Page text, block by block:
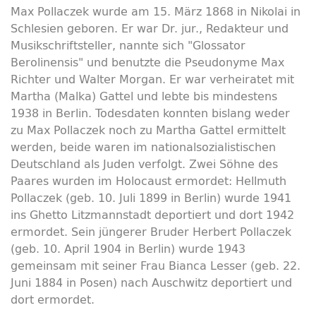
Max Pollaczek wurde am 15. März 1868 in Nikolai in
Schlesien geboren. Er war Dr. jur., Redakteur und
Musikschriftsteller, nannte sich "Glossator
Berolinensis" und benutzte die Pseudonyme Max
Richter und Walter Morgan. Er war verheiratet mit
Martha (Malka) Gattel und lebte bis mindestens
1938 in Berlin. Todesdaten konnten bislang weder
zu Max Pollaczek noch zu Martha Gattel ermittelt
werden, beide waren im nationalsozialistischen
Deutschland als Juden verfolgt. Zwei Söhne des
Paares wurden im Holocaust ermordet: Hellmuth
Pollaczek (geb. 10. Juli 1899 in Berlin) wurde 1941
ins Ghetto Litzmannstadt deportiert und dort 1942
ermordet. Sein jüngerer Bruder Herbert Pollaczek
(geb. 10. April 1904 in Berlin) wurde 1943
gemeinsam mit seiner Frau Bianca Lesser (geb. 22.
Juni 1884 in Posen) nach Auschwitz deportiert und
dort ermordet.